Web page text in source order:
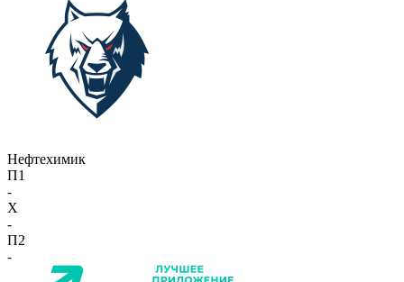
Нефтехимик
П1
-
X
-
П2
-